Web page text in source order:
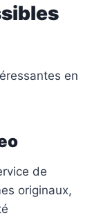
en
de
originaux,